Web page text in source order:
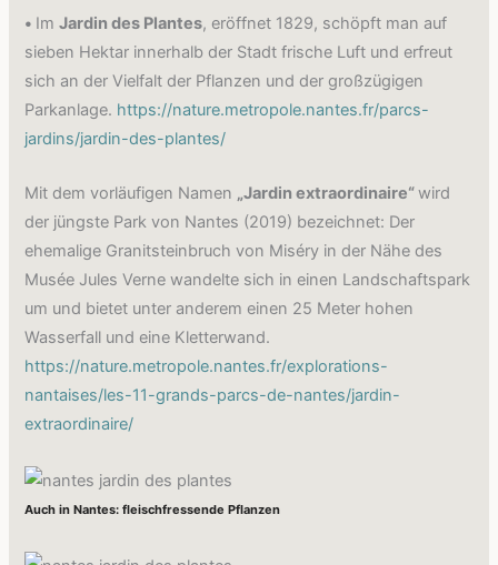
• ImJardin des Plantes, eröffnet 1829, schöpft man auf
sieben Hektar innerhalb der Stadt frische Luft und erfreut
sich an der Vielfalt der Pflanzen und der großzügigen
Parkanlage. https://nature.metropole.nantes.fr/parcs-
jardins/jardin-des-plantes/
Mit dem vorläufigen Namen „Jardin extraordinaire“wird
der jüngste Park von Nantes (2019) bezeichnet: Der
ehemalige Granitsteinbruch von Miséry in der Nähe des
Musée Jules Verne wandelte sich in einen Landschaftspark
um und bietet unter anderem einen 25 Meter hohen
Wasserfall und eine Kletterwand.
https://nature.metropole.nantes.fr/explorations-
nantaises/les-11-grands-parcs-de-nantes/jardin-
extraordinaire/
Auch in Nantes: fleischfressende Pflanzen